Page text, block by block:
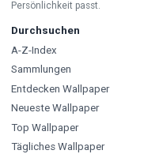
Persönlichkeit passt.
Durchsuchen
A-Z-Index
Sammlungen
Entdecken Wallpaper
Neueste Wallpaper
Top Wallpaper
Tägliches Wallpaper